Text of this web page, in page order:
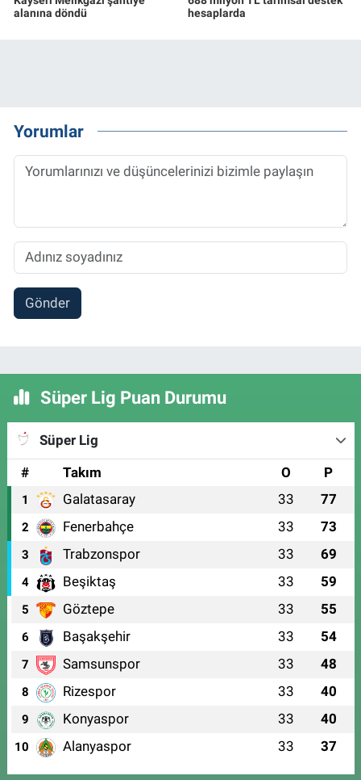
alanına döndü
hesaplarda
Yorumlar
Gönder
Süper Lig Puan Durumu
Süper Lig
#
Takım O P
1 Galatasaray 33 77
2 Fenerbahçe 33 73
3 Trabzonspor 33 69
4 Beşiktaş 33 59
5 Göztepe 33 55
6 Başakşehir 33 54
7 Samsunspor 33 48
8 Rizespor 33 40
9 Konyaspor 33 40
10 Alanyaspor 33 37